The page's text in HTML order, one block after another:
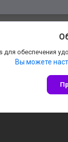
обеспечения
Вы можете